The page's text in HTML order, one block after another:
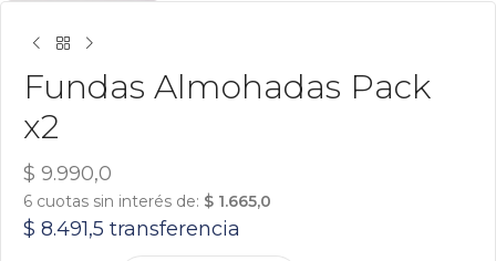
Fundas Almohadas Pack
x2
$ 9.990,0
6 cuotas sin interés de: $ 1.665,0
$ 8.491,5 transferencia